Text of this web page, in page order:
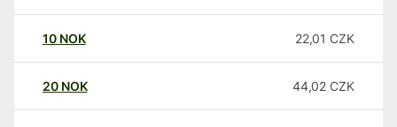
10 NOK 22,01 CZK
20 NOK 44,02 CZK